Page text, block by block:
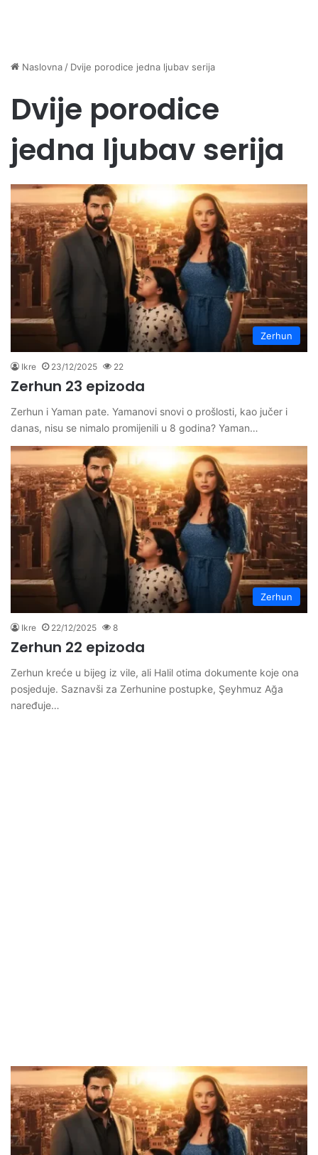
Naslovna / Dvije porodice jedna ljubav serija
Dvije porodice
jedna ljubav serija
Zerhun
Ikre 23/12/2025 22
Zerhun 23 epizoda
Zerhun i Yaman pate. Yamanovi snovi o prošlosti, kao jučer i
danas, nisu se nimalo promijenili u 8 godina? Yaman…
Zerhun
Ikre 22/12/2025 8
Zerhun 22 epizoda
Zerhun kreće u bijeg iz vile, ali Halil otima dokumente koje ona
posjeduje. Saznavši za Zerhunine postupke, Şeyhmuz Ağa
naređuje…